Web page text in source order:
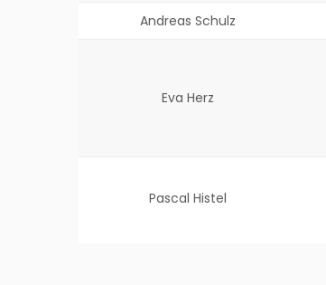
Andreas Schulz
Eva Herz
Pascal Histel